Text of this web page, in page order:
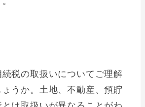
税の取扱いについてご理解
うか。土地、不動産、預貯